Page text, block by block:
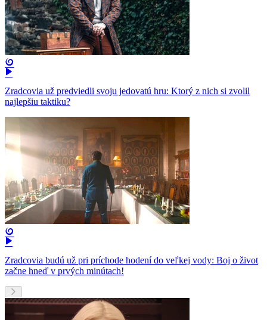
Zradcovia už predviedli svoju jedovatú hru: Ktorý z nich si zvolil
najlepšiu taktiku?
Zradcovia budú už pri príchode hodení do veľkej vody: Boj o život
začne hneď v prvých minútach!